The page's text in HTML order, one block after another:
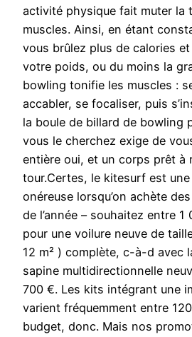
activité physique fait muter la
muscles. Ainsi, en étant
vous brûlez plus de calories
votre poids, ou du moins la
bowling tonifie les muscles :
accabler, se focaliser, puis
la boule de billard de bowling
vous le cherchez exige de
entière oui, et un corps prêt à
tour.Certes, le kitesurf est
onéreuse lorsqu’on achète
de l’année – souhaitez entre
pour une voilure neuve de
12 m² ) complète, c-à-d avec
sapine multidirectionnelle
700 €. Les kits intégrant une
varient fréquemment entre
budget, donc. Mais nos